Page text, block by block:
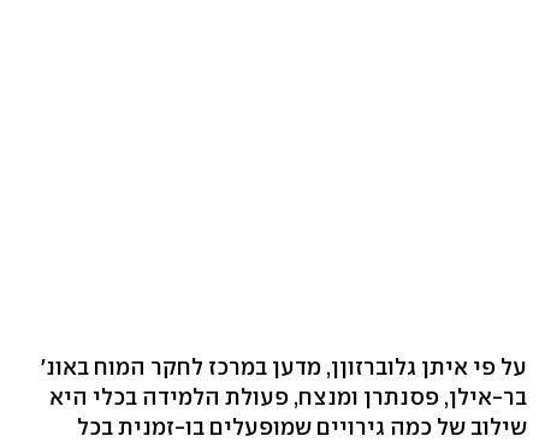
על פי איתן גלוברזוןן, מדען במרכז לחקר המוח באונ'
בר-אילן, פסנתרן ומנצח, פעולת הלמידה בכלי היא
שילוב של כמה גירויים שמופעלים בו-זמנית בכל